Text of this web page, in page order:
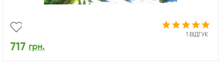
1 ВІДГУК
717 грн.